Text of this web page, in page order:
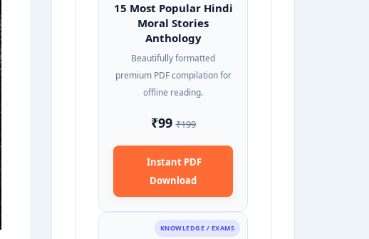
15 Most Popular Hindi
Moral Stories
Anthology
Beautifully formatted
premium PDF compilation for
offline reading.
₹99₹199
Instant PDF
Download
KNOWLEDGE / EXAMS